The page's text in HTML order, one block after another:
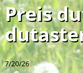
Preis
7/20/26